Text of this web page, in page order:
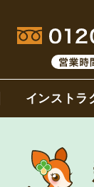
インストラ